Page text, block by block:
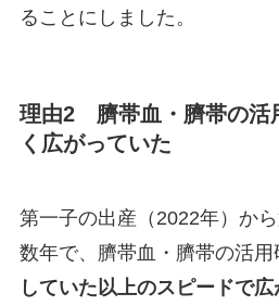
ることにしました。
理由2 臍帯血・臍帯の活
く広がっていた
第一子の出産（2022年）か
数年で、臍帯血・臍帯の活用
していた以上のスピードで